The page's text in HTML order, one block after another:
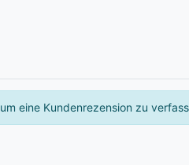
eine Kundenrezension zu